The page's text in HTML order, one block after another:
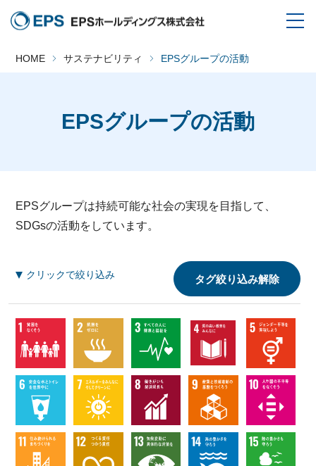
HOME サステナビリティ EPSグループの活動
EPSグループの活動
EPSグループは持続可能な社会の実現を目指して、
SDGsの活動をしています。
クリックで絞り込み タグ絞り込み解除